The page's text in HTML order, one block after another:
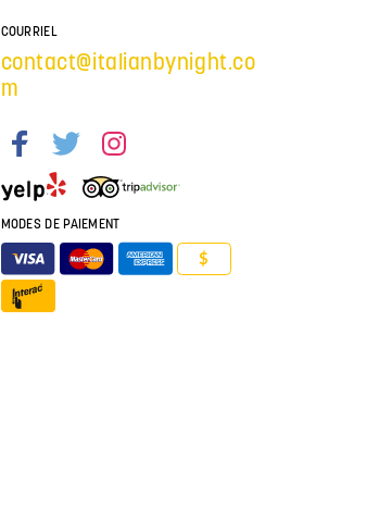
COURRIEL
contact@italianbynight.co
m
MODES DE PAIEMENT
$